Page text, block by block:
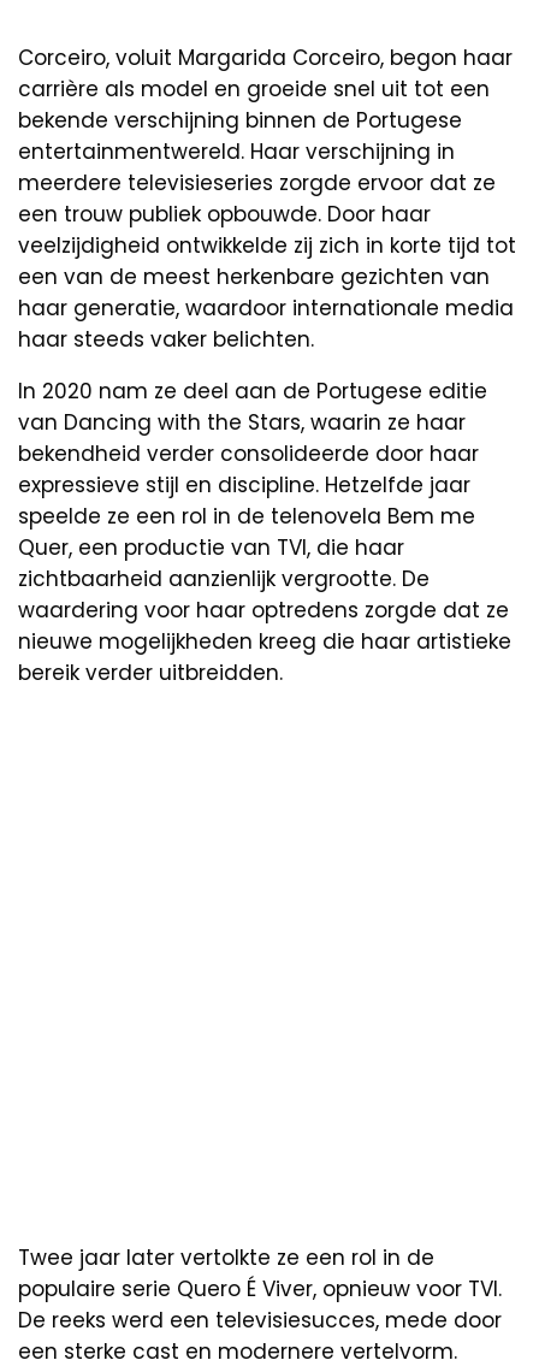
Corceiro, voluit Margarida Corceiro, begon haar
carrière als model en groeide snel uit tot een
bekende verschijning binnen de Portugese
entertainmentwereld. Haar verschijning in
meerdere televisieseries zorgde ervoor dat ze
een trouw publiek opbouwde. Door haar
veelzijdigheid ontwikkelde zij zich in korte tijd tot
een van de meest herkenbare gezichten van
haar generatie, waardoor internationale media
haar steeds vaker belichten.
In 2020 nam ze deel aan de Portugese editie
van Dancing with the Stars, waarin ze haar
bekendheid verder consolideerde door haar
expressieve stijl en discipline. Hetzelfde jaar
speelde ze een rol in de telenovela Bem me
Quer, een productie van TVI, die haar
zichtbaarheid aanzienlijk vergrootte. De
waardering voor haar optredens zorgde dat ze
nieuwe mogelijkheden kreeg die haar artistieke
bereik verder uitbreidden.
Twee jaar later vertolkte ze een rol in de
populaire serie Quero É Viver, opnieuw voor TVI.
De reeks werd een televisiesucces, mede door
een sterke cast en modernere vertelvorm.